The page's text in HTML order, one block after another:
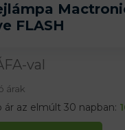
FLASH
val
árak
ár az elmúlt 30 napban: